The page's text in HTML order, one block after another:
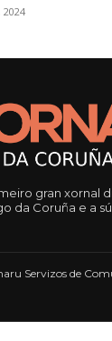
2024
gran xornal
da Coruña e a
Servizos de